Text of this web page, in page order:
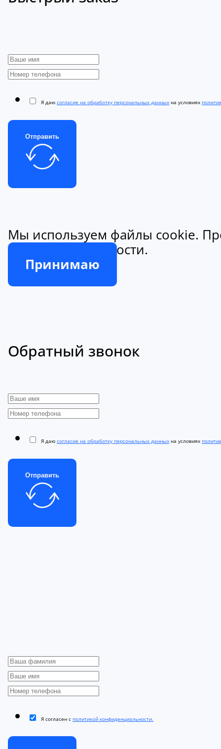
Я даю согласие на обработку персональных данных на условиях
Отправить
Мы используем файлы cookie.
конфиденциальности.
Принимаю
Обратный звонок
Я даю согласие на обработку персональных данных на условиях
Отправить
Я согласен с политикой конфиденциальности.